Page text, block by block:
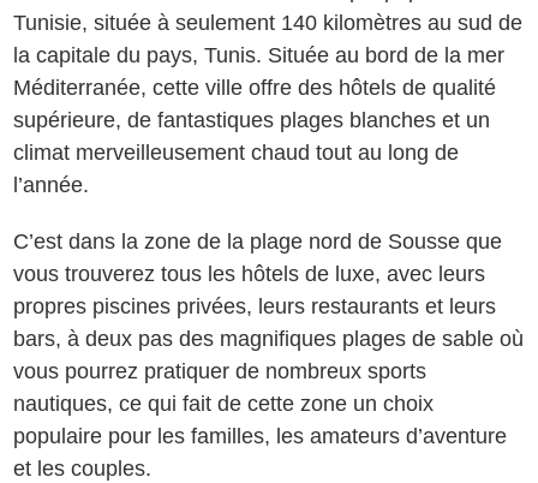
Tunisie, située à seulement 140 kilomètres au sud de
la capitale du pays, Tunis. Située au bord de la mer
Méditerranée, cette ville offre des hôtels de qualité
supérieure, de fantastiques plages blanches et un
climat merveilleusement chaud tout au long de
l’année.
C’est dans la zone de la plage nord de Sousse que
vous trouverez tous les hôtels de luxe, avec leurs
propres piscines privées, leurs restaurants et leurs
bars, à deux pas des magnifiques plages de sable où
vous pourrez pratiquer de nombreux sports
nautiques, ce qui fait de cette zone un choix
populaire pour les familles, les amateurs d’aventure
et les couples.